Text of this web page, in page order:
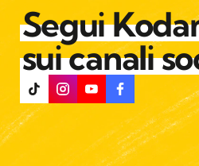
Segui
sui canali